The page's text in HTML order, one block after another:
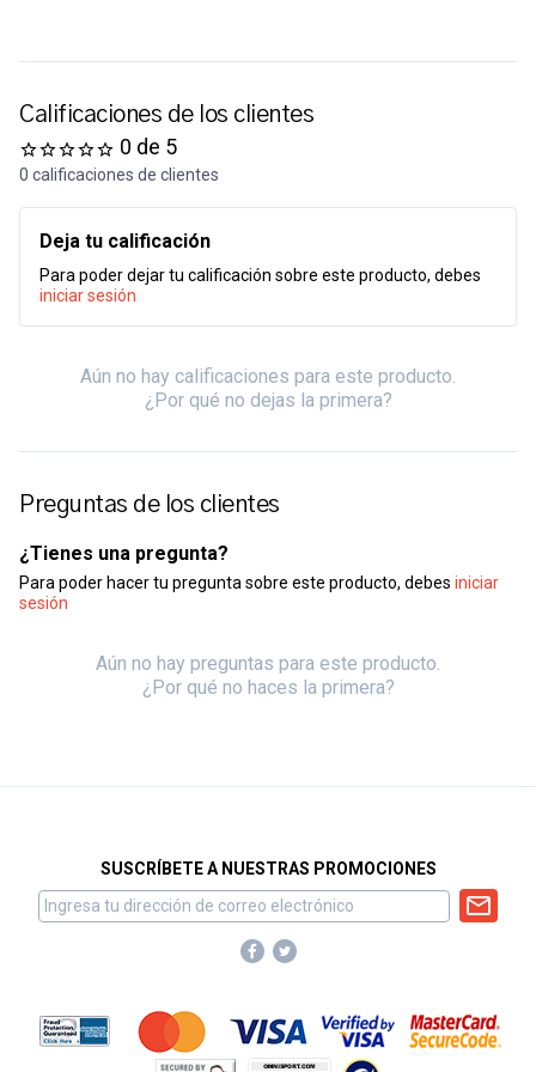
Calificaciones de los clientes
0 de 5
0 calificaciones de clientes
Deja tu calificación
Para poder dejar tu calificación sobre este producto, debes
iniciar sesión
Aún no hay calificaciones para este producto.
¿Por qué no dejas la primera?
Preguntas de los clientes
¿Tienes una pregunta?
Para poder hacer tu pregunta sobre este producto, debes iniciar
sesión
Aún no hay preguntas para este producto.
¿Por qué no haces la primera?
SUSCRÍBETE A NUESTRAS PROMOCIONES